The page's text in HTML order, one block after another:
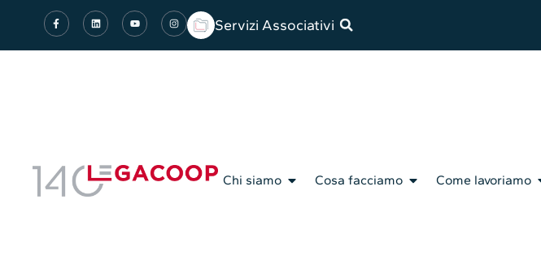
Servizi Associativi
Chi siamo Cosa facciamo Come lavoriamo